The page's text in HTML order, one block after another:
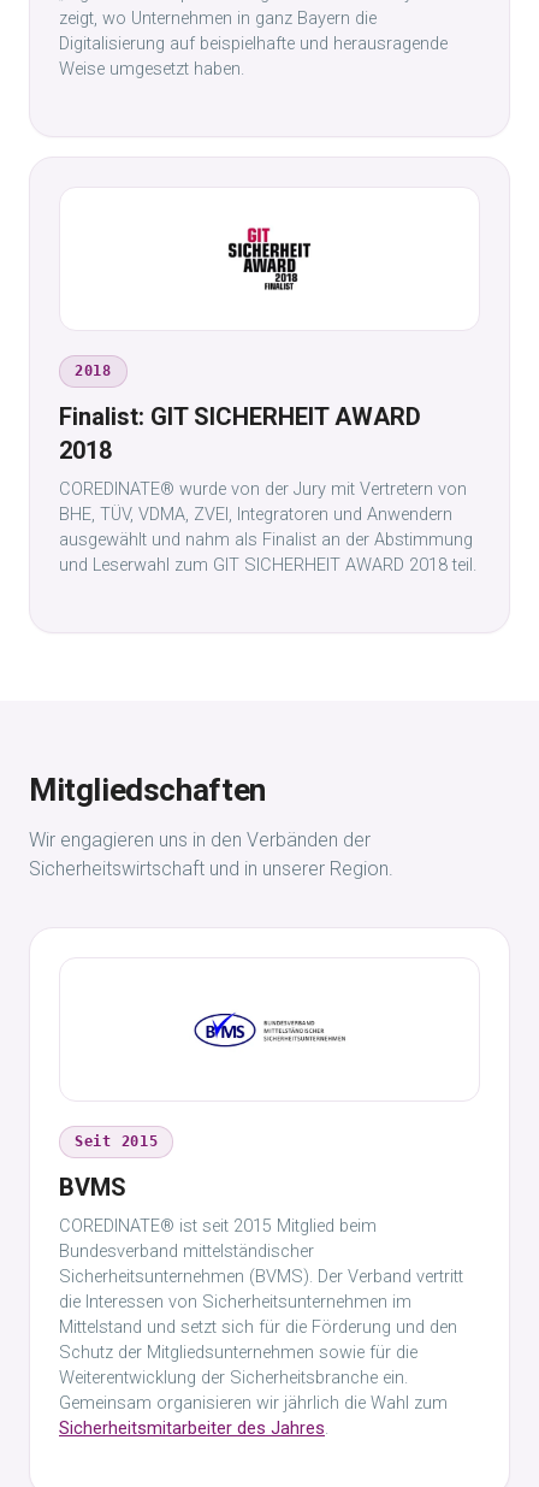
zeigt, wo Unternehmen in ganz Bayern die
Digitalisierung auf beispielhafte und herausragende
Weise umgesetzt haben.
2018
Finalist: GIT SICHERHEIT AWARD
2018
COREDINATE® wurde von der Jury mit Vertretern von
BHE, TÜV, VDMA, ZVEI, Integratoren und Anwendern
ausgewählt und nahm als Finalist an der Abstimmung
und Leserwahl zum GIT SICHERHEIT AWARD 2018 teil.
Mitgliedschaften
Wir engagieren uns in den Verbänden der
Sicherheitswirtschaft und in unserer Region.
Seit 2015
BVMS
COREDINATE® ist seit 2015 Mitglied beim
Bundesverband mittelständischer
Sicherheitsunternehmen (BVMS). Der Verband vertritt
die Interessen von Sicherheitsunternehmen im
Mittelstand und setzt sich für die Förderung und den
Schutz der Mitgliedsunternehmen sowie für die
Weiterentwicklung der Sicherheitsbranche ein.
Gemeinsam organisieren wir jährlich die Wahl zum
Sicherheitsmitarbeiter des Jahres.